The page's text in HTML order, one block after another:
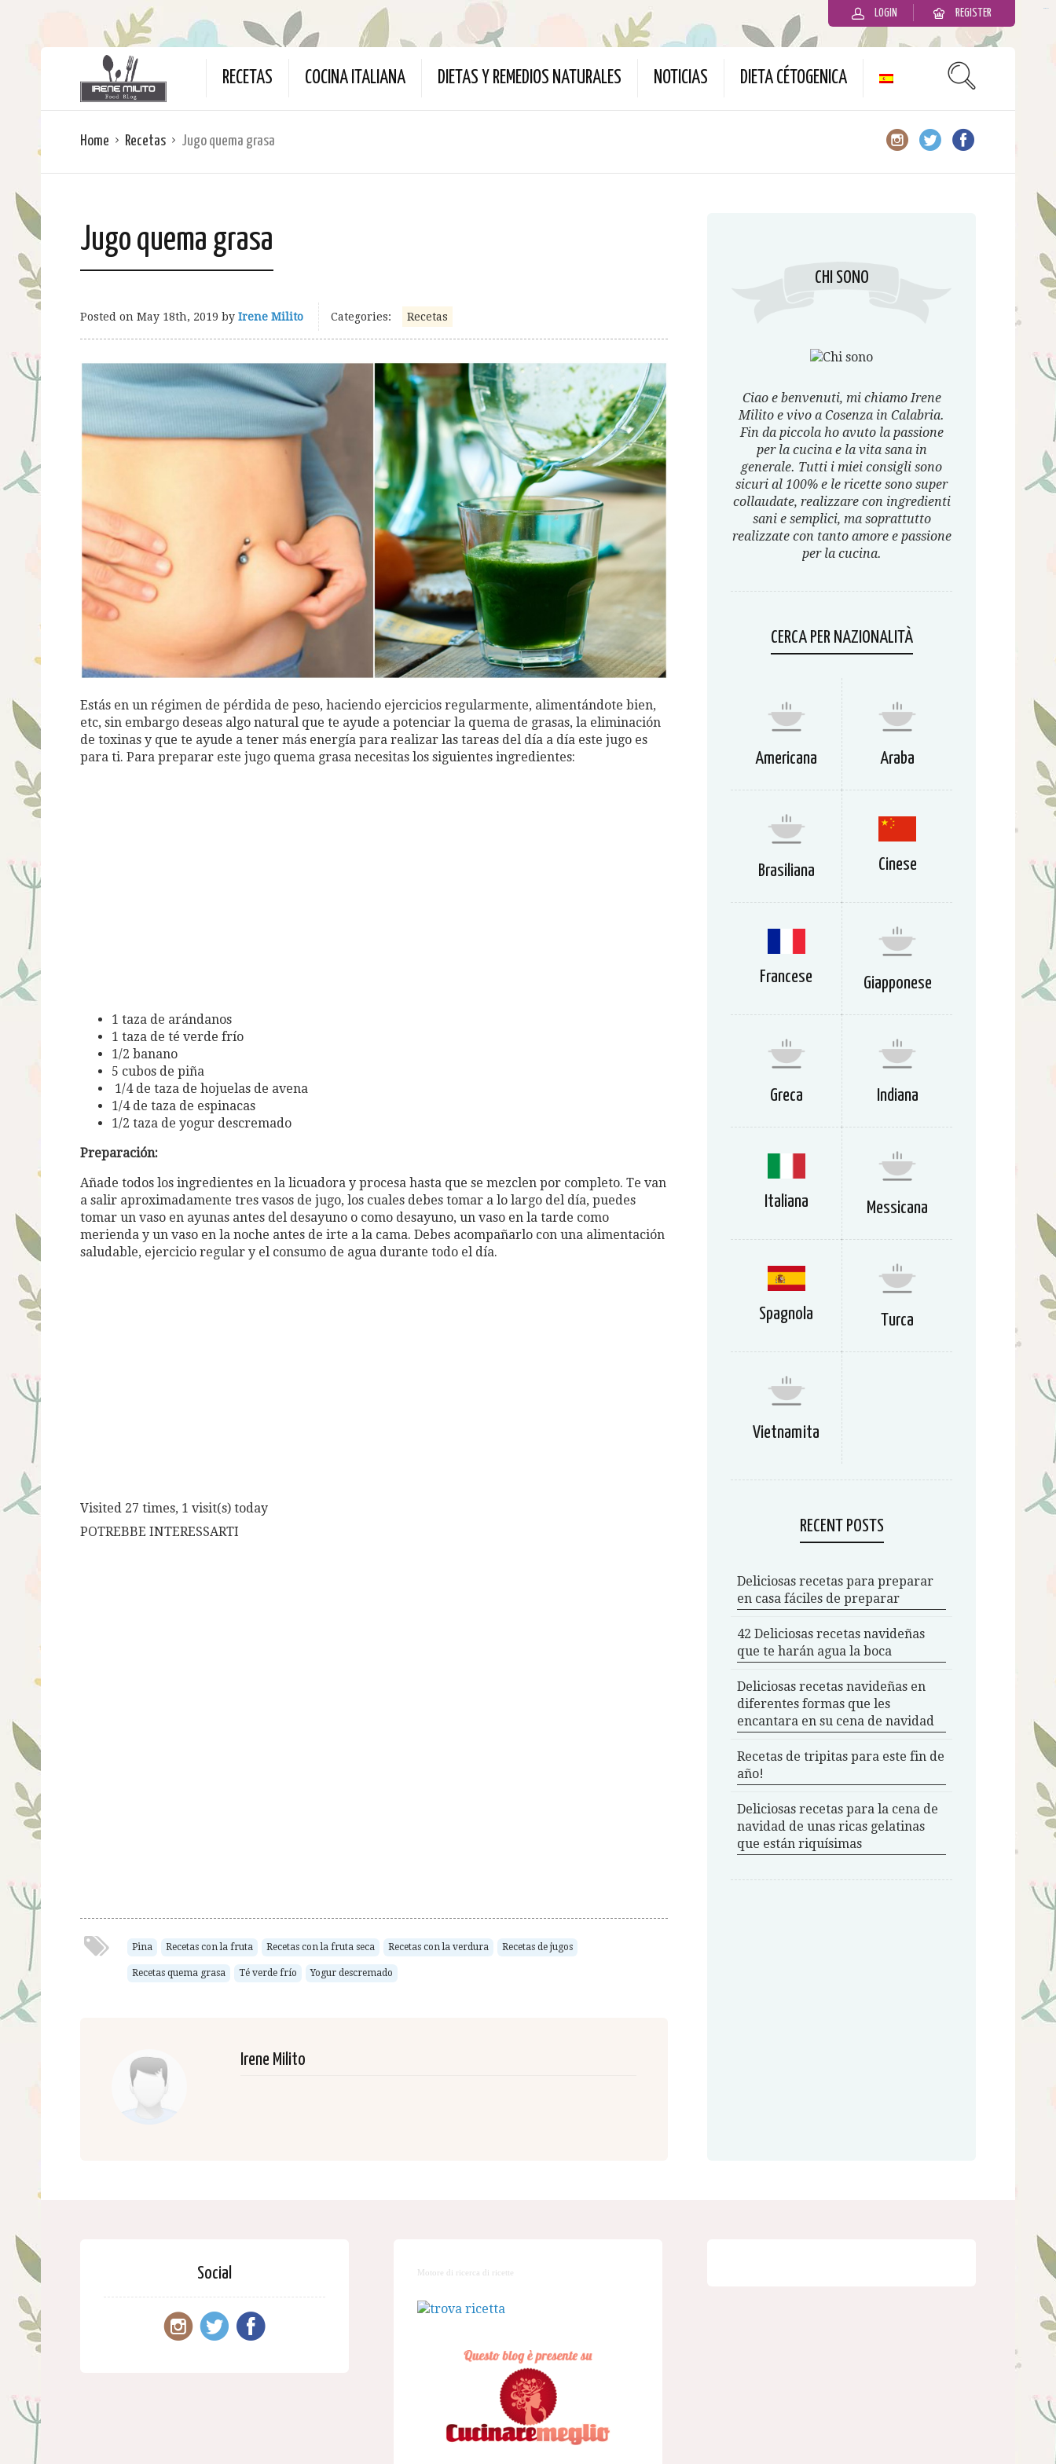
LOGIN REGISTER
RECETAS COCINA ITALIANA DIETAS Y REMEDIOS NATURALES NOTICIAS DIETA CÉTOGENICA
Home Recetas Jugo quema grasa
Jugo quema grasa
Posted on May 18th, 2019 by Irene Milito Categories: Recetas
Estás en un régimen de pérdida de peso, haciendo ejercicios regularmente, alimentándote bien,
etc, sin embargo deseas algo natural que te ayude a potenciar la quema de grasas, la eliminación
de toxinas y que te ayude a tener más energía para realizar las tareas del día a día este jugo es
para ti. Para preparar este jugo quema grasa necesitas los siguientes ingredientes:
1 taza de arándanos
1 taza de té verde frío
1/2 banano
5 cubos de piña
1/4 de taza de hojuelas de avena
1/4 de taza de espinacas
1/2 taza de yogur descremado
Preparación:
Añade todos los ingredientes en la licuadora y procesa hasta que se mezclen por completo. Te van
a salir aproximadamente tres vasos de jugo, los cuales debes tomar a lo largo del día, puedes
tomar un vaso en ayunas antes del desayuno o como desayuno, un vaso en la tarde como
merienda y un vaso en la noche antes de irte a la cama. Debes acompañarlo con una alimentación
saludable, ejercicio regular y el consumo de agua durante todo el día.
Visited 27 times, 1 visit(s) today
POTREBBE INTERESSARTI
Pina Recetas con la fruta Recetas con la fruta seca Recetas con la verdura Recetas de jugos
Recetas quema grasa Té verde frío Yogur descremado
Irene Milito
CHI SONO
Ciao e benvenuti, mi chiamo Irene
Milito e vivo a Cosenza in Calabria.
Fin da piccola ho avuto la passione
per la cucina e la vita sana in
generale. Tutti i miei consigli sono
sicuri al 100% e le ricette sono super
collaudate, realizzare con ingredienti
sani e semplici, ma soprattutto
realizzate con tanto amore e passione
per la cucina.
CERCA PER NAZIONALITÀ
Americana Araba
Brasiliana Cinese
Francese Giapponese
Greca Indiana
Italiana Messicana
Spagnola Turca
Vietnamita
RECENT POSTS
Deliciosas recetas para preparar
en casa fáciles de preparar
42 Deliciosas recetas navideñas
que te harán agua la boca
Deliciosas recetas navideñas en
diferentes formas que les
encantara en su cena de navidad
Recetas de tripitas para este fin de
año!
Deliciosas recetas para la cena de
navidad de unas ricas gelatinas
que están riquísimas
Social Motore di ricerca di ricette